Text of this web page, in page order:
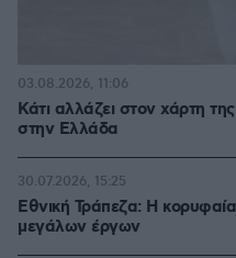
Κάτι αλλάζει στον χάρτη
στην Ελλάδα
03.08.2026, 11:06
Εθνική Τράπεζα: Η
μεγάλων έργων
30.07.2026, 15:25